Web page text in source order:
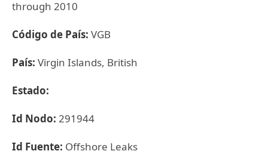
through 2010
Código de País: VGB
País: Virgin Islands, British
Estado:
Id Nodo: 291944
Id Fuente: Offshore Leaks